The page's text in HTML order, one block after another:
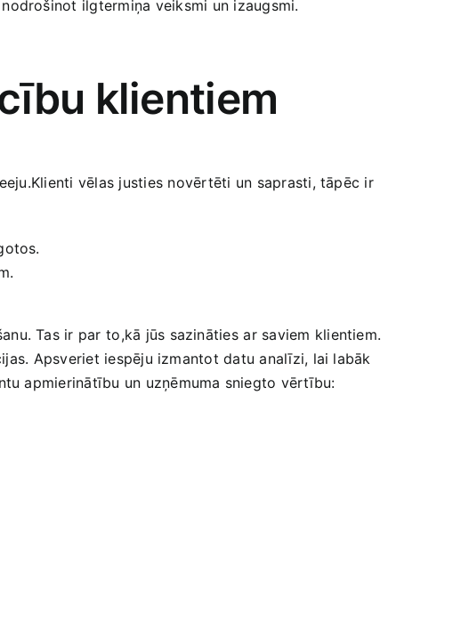
ilgtermiņa‌ veiksmi⁢ un izaugsmi.
klientiem
‌vēlas justies ⁣novērtēti un saprasti, tāpēc‌ ir
Tas ir par ⁣to,kā jūs ‌sazināties⁢ ar saviem klientiem.
Apsveriet iespēju izmantot datu analīzi, ‌lai labāk
‌apmierinātību‍ un uzņēmuma‌ sniegto vērtību: